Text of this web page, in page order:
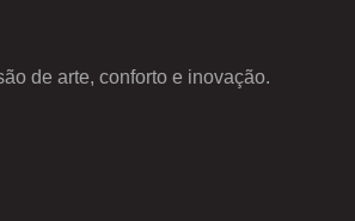
de arte, conforto e inovação.